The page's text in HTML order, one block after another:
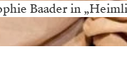
Baader in